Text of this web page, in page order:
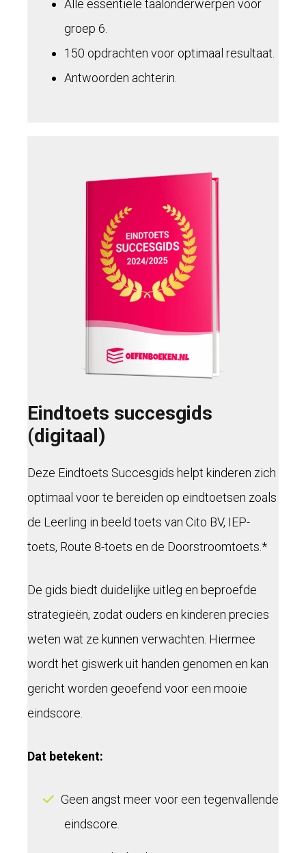
Alle essentiële taalonderwerpen voor
groep 6.
150 opdrachten voor optimaal resultaat.
Antwoorden achterin.
Eindtoets succesgids
(digitaal)
Deze Eindtoets Succesgids helpt kinderen zich
optimaal voor te bereiden op eindtoetsen zoals
de Leerling in beeld toets van Cito BV, IEP-
toets, Route 8-toets en de Doorstroomtoets.*
De gids biedt duidelijke uitleg en beproefde
strategieën, zodat ouders en kinderen precies
weten wat ze kunnen verwachten. Hiermee
wordt het giswerk uit handen genomen en kan
gericht worden geoefend voor een mooie
eindscore.
Dat betekent:
Geen angst meer voor een tegenvallende
eindscore.